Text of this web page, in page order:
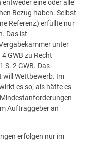
eine oder alle
Bezug haben. Selbst
Referenz) erfüllte nur
Das ist
unter
GWB zu Recht
S. 2 GWB. Das
will Wettbewerb. Im
es so, als hätte es
Auftraggeber an
erfolgen nur im